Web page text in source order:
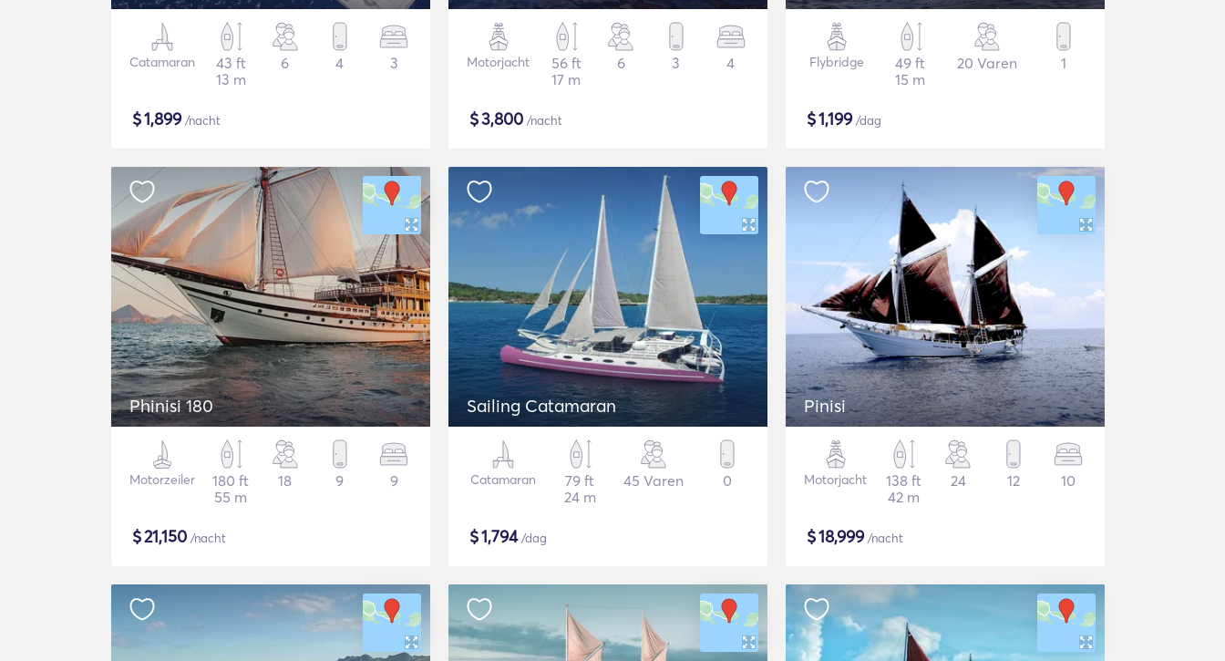
Catamaran
43 ft
13 m
6 4 3
$1,899/nacht
Motorjacht
56 ft
17 m
6 3 4
$3,800 /nacht
Flybridge
49 ft
15 m
20 Varen 1
$1,199/dag
Phinisi 180
Motorzeiler
180 ft
55 m
18 9 9
$21,150 /nacht
Sailing Catamaran
Catamaran
79 ft
24 m
45 Varen 0
$1,794/dag
Pinisi
Motorjacht
138 ft
42 m
24 12 10
$18,999/nacht